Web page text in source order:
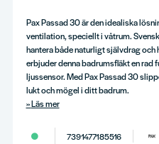
Pax Passad 30 är den idealiska
ventilation, speciellt i våtrum.
hantera både naturligt självdrag
erbjuder denna badrumsfläkt en
ljussensor. Med Pax Passad 30
lukt och mögel i ditt badrum.
Läs mer
7391477185516